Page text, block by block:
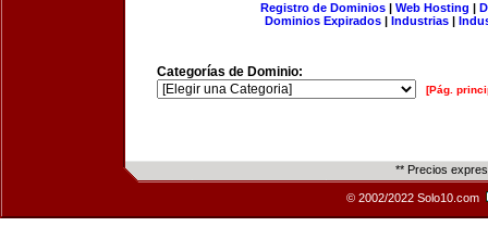
Registro de Dominios| Web Hosting |
Dominios Expirados | Industrias |
Categorías de Dominio:
[Pág.
** Precios
© 2002/2022 Solo10.com